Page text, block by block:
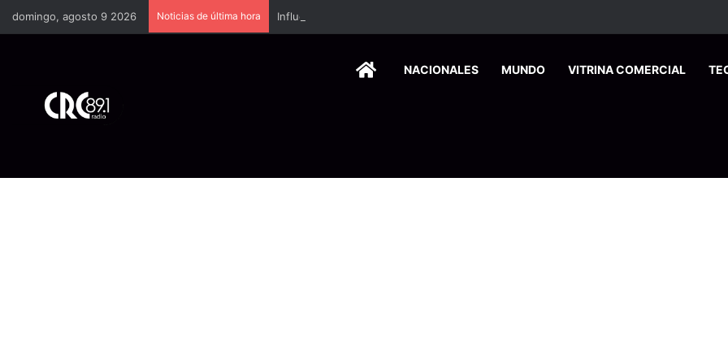
domingo, agosto 9 2026 Noticias de última hora
HOMENACIONALES MUNDO VITRINA COMERCIAL